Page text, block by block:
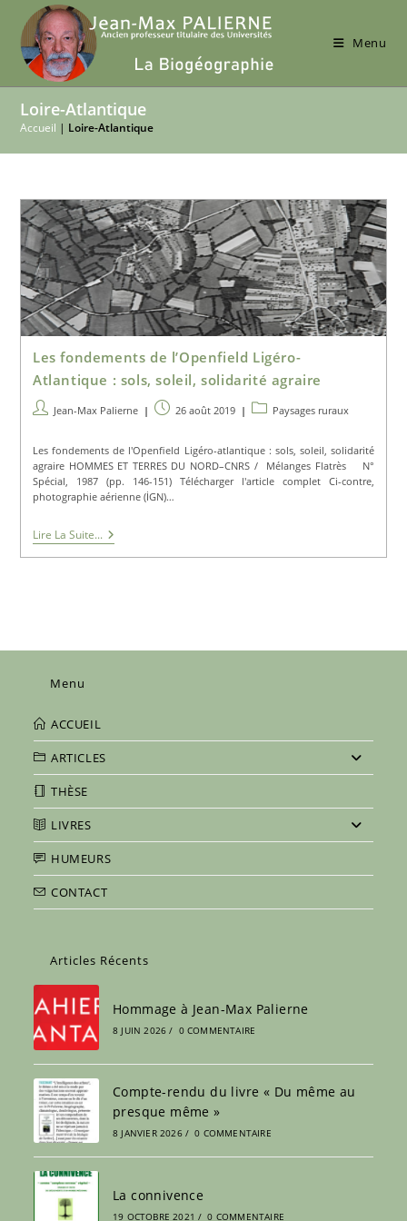
content
Menu
Loire-Atlantique
Accueil | Loire-Atlantique
Les fondements de l’Openfield Ligéro-
Atlantique : sols, soleil, solidarité agraire
Auteur/autrice
la
publication :
Jean-Max Palierne
Publication
26 août 2019
PostPaysages ruraux
Les fondements de l'Openfield Ligéro-atlantique : sols, soleil, solidarité
agraire HOMMES ET TERRES DU NORD–CNRS / Mélanges Flatrès N°
Spécial, 1987 (pp. 146-151) Télécharger l'article complet Ci-contre,
photographie aérienne (İGN)…
Lire La Suite...Les
Fondements
De
Soleil,
Menu
ACCUEIL
ARTICLES
THÈSE
LIVRES
HUMEURS
CONTACT
Articles Récents
Hommage à Jean-Max Palierne
8 JUIN 2026 / 0 COMMENTAIRE
Compte-rendu du livre « Du même au
presque même »
8 JANVIER 2026 / 0 COMMENTAIRE
La connivence
19 OCTOBRE 2021 / 0 COMMENTAIRE